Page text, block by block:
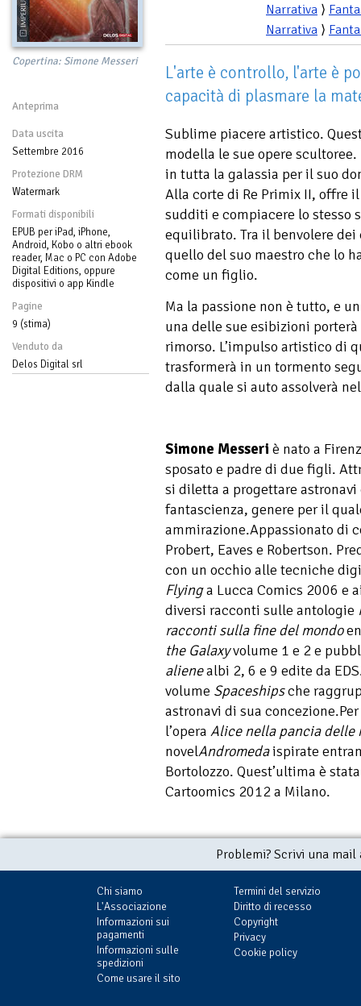
Copertina: Simone Messeri
Anteprima
Data uscita
Settembre 2016
Protezione DRM
Watermark
Formati disponibili
EPUB per iPad, iPhone,
Android, Kobo o altri ebook
reader, Mac o PC con Adobe
Digital Editions, oppure
dispositivi o app Kindle
Pagine
9 (stima)
Venduto da
Delos Digital srl
Narrativa ⟩
Narrativa ⟩
L'arte è controllo, l'arte è
capacità di plasmare la
Sublime piacere artistico.
modella le sue opere
in tutta la galassia per il suo
Alla corte di Re Primix II, offre
sudditi e compiacere lo stesso
equilibrato. Tra il benvolere
quello del suo maestro che lo
come un figlio.
Ma la passione non è tutto, e
una delle sue esibizioni
rimorso. L’impulso artistico di
trasformerà in un tormento
dalla quale si auto assolverà
Simone Messeri è nato a
sposato e padre di due figli.
si diletta a progettare
fantascienza, genere per il
ammirazione.Appassionato di
Probert, Eaves e Robertson.
con un occhio alle tecniche
Flyinga Lucca Comics 2006 e
diversi racconti sulle antologie
racconti sulla fine del mondo
the Galaxyvolume 1 e 2 e
alienealbi 2, 6 e 9 edite da
volume Spaceshipsche
astronavi di sua
l’opera Alice nella pancia delle
novelAndromedaispirate
Bortolozzo. Quest’ultima è
Cartoomics 2012 a Milano.
Problemi? Scrivi una
Chi siamo
L'Associazione
Informazioni sui
pagamenti
Informazioni sulle
spedizioni
Come usare il sito
Termini del servizio
Diritto di recesso
Copyright
Privacy
Cookie policy